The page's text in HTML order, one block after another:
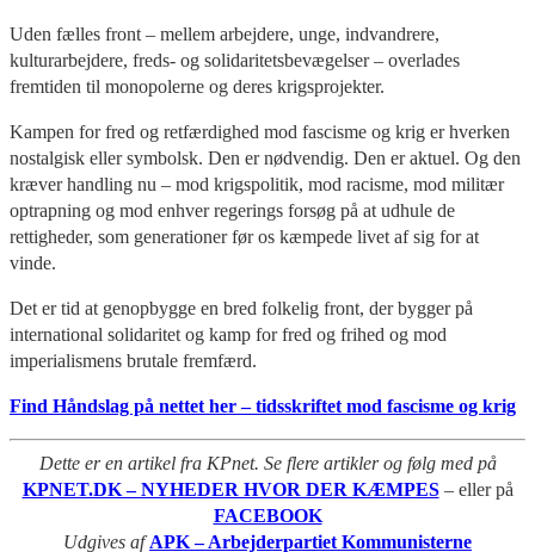
Uden fælles front – mellem arbejdere, unge, indvandrere,
kulturarbejdere, freds- og solidaritetsbevægelser – overlades
fremtiden til monopolerne og deres krigsprojekter.
Kampen for fred og retfærdighed mod fascisme og krig er hverken
nostalgisk eller symbolsk. Den er nødvendig. Den er aktuel. Og den
kræver handling nu – mod krigspolitik, mod racisme, mod militær
optrapning og mod enhver regerings forsøg på at udhule de
rettigheder, som generationer før os kæmpede livet af sig for at
vinde.
Det er tid at genopbygge en bred folkelig front, der bygger på
international solidaritet og kamp for fred og frihed og mod
imperialismens brutale fremfærd.
Find Håndslag på nettet her – tidsskriftet mod fascisme og krig
Dette er en artikel fra KPnet. Se flere artikler og følg med på
KPNET.DK – NYHEDER HVOR DER KÆMPES – eller på
FACEBOOK
Udgives afAPK – Arbejderpartiet Kommunisterne